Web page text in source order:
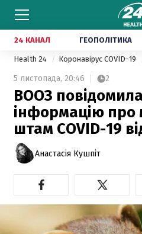
24 КАНАЛ ГЕОПОЛІТИКА
Health 24 Коронавірус COVID-19
5 листопада, 20:46 2
ВООЗ
інформацію про
штам COVID-19
Анастасія Кушпіт